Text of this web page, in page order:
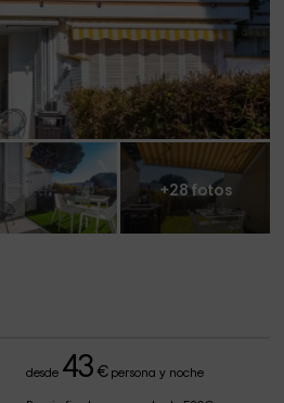
+28 fotos
desde 43 €persona y noche